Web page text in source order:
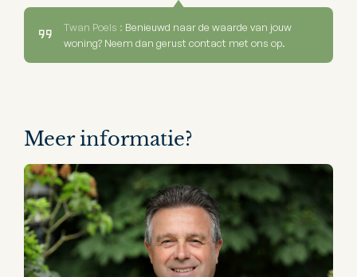
Twan Poels : Benieuwd naar de waarde van jouw
woning? Neem dan gerust contact met ons op.
Meer informatie?